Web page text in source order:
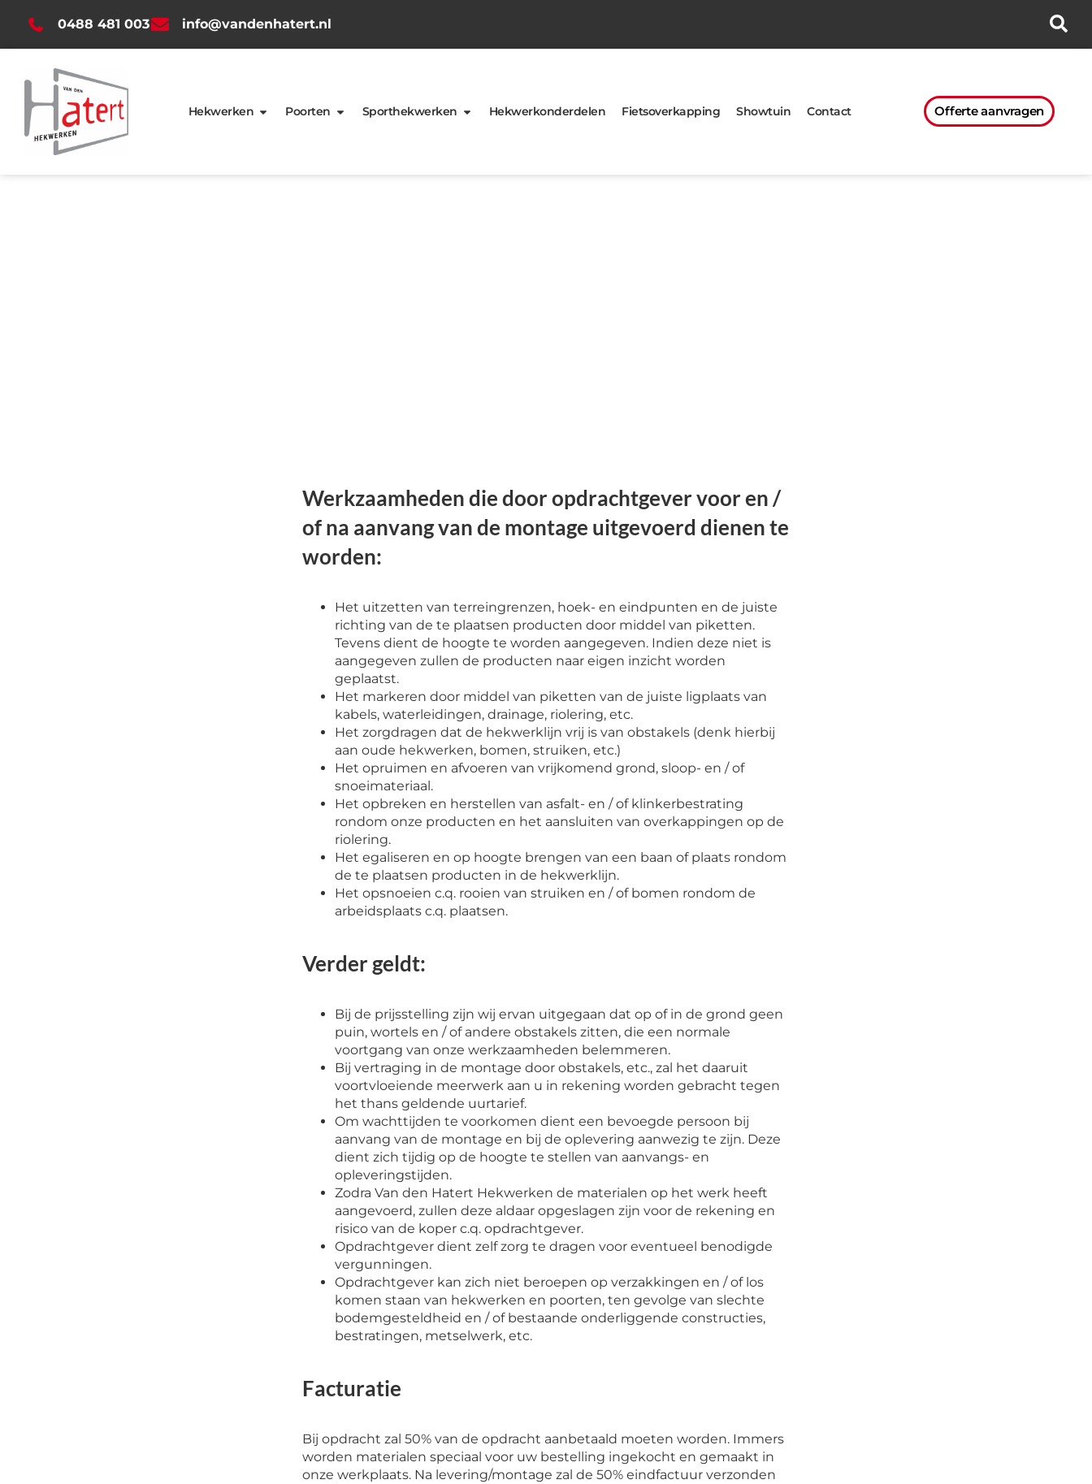
0488 481 003 info@vandenhatert.nl
Hekwerken Poorten Sporthekwerken Hekwerkonderdelen Fietsoverkapping Showtuin Contact Offerte aanvragen
Werkzaamheden die door opdrachtgever voor en /
of na aanvang van de montage uitgevoerd dienen te
worden:
Het uitzetten van terreingrenzen, hoek- en eindpunten en de juiste
richting van de te plaatsen producten door middel van piketten.
Tevens dient de hoogte te worden aangegeven. Indien deze niet is
aangegeven zullen de producten naar eigen inzicht worden
geplaatst.
Het markeren door middel van piketten van de juiste ligplaats van
kabels, waterleidingen, drainage, riolering, etc.
Het zorgdragen dat de hekwerklijn vrij is van obstakels (denk hierbij
aan oude hekwerken, bomen, struiken, etc.)
Het opruimen en afvoeren van vrijkomend grond, sloop- en / of
snoeimateriaal.
Het opbreken en herstellen van asfalt- en / of klinkerbestrating
rondom onze producten en het aansluiten van overkappingen op de
riolering.
Het egaliseren en op hoogte brengen van een baan of plaats rondom
de te plaatsen producten in de hekwerklijn.
Het opsnoeien c.q. rooien van struiken en / of bomen rondom de
arbeidsplaats c.q. plaatsen.
Verder geldt:
Bij de prijsstelling zijn wij ervan uitgegaan dat op of in de grond geen
puin, wortels en / of andere obstakels zitten, die een normale
voortgang van onze werkzaamheden belemmeren.
Bij vertraging in de montage door obstakels, etc., zal het daaruit
voortvloeiende meerwerk aan u in rekening worden gebracht tegen
het thans geldende uurtarief.
Om wachttijden te voorkomen dient een bevoegde persoon bij
aanvang van de montage en bij de oplevering aanwezig te zijn. Deze
dient zich tijdig op de hoogte te stellen van aanvangs- en
opleveringstijden.
Zodra Van den Hatert Hekwerken de materialen op het werk heeft
aangevoerd, zullen deze aldaar opgeslagen zijn voor de rekening en
risico van de koper c.q. opdrachtgever.
Opdrachtgever dient zelf zorg te dragen voor eventueel benodigde
vergunningen.
Opdrachtgever kan zich niet beroepen op verzakkingen en / of los
komen staan van hekwerken en poorten, ten gevolge van slechte
bodemgesteldheid en / of bestaande onderliggende constructies,
bestratingen, metselwerk, etc.
Facturatie
Bij opdracht zal 50% van de opdracht aanbetaald moeten worden. Immers
worden materialen speciaal voor uw bestelling ingekocht en gemaakt in
onze werkplaats. Na levering/montage zal de 50% eindfactuur verzonden